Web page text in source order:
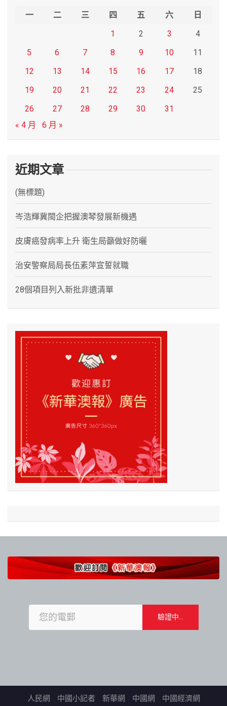
一 二 三 四 五 六
日
1
2 3
4
5
6 7 8 9 10
11
12
13 14 15 16 17
18
19
20 21 22 23 24
25
26
27 28 29 30
31
« 4 月
6 月 »
近期文章
(無標題)
岑浩輝冀閩企把握澳琴發展新機遇
皮膚癌發病率上升 衛生局籲做好防曬
治安警察局局長伍素萍宣誓就職
28個項目列入新批非遺清單
人民網 中國小記者 新華網 中國網 中國經濟網